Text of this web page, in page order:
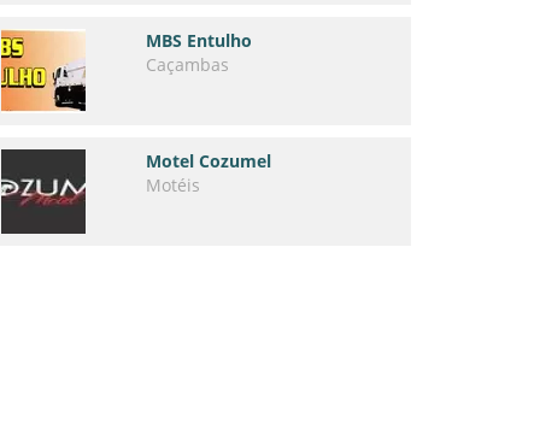
MBS Entulho
Caçambas
Motel Cozumel
Motéis